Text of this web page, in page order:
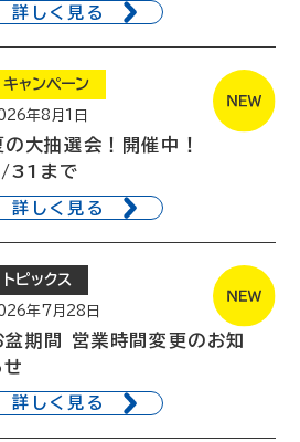
詳しく見る
キャンペーン
年8月1日
の大抽選会！開催中！
31まで
詳しく見る
トピックス
年7月28日
盆期間 営業時間変更のお知
せ
詳しく見る